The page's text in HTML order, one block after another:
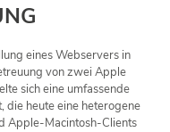
eines Webservers in
von zwei Apple
sich eine umfassende
die heute eine heterogene
Apple-Macintosh-Clients